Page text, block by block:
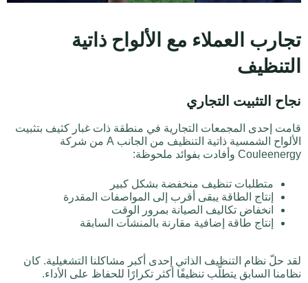
تجارب العملاء مع الألواح ذاتية
التنظيف
نجاح التثبيت التجاري
قامت إحدى المجمعات التجارية في منطقة ذات غبار كثيف بتثبيت
الألواح الشمسية ذاتية التنظيف من الجانب A من شركة
Couleenergy وأفادت بفوائد ملحوظة:
متطلبات تنظيف منخفضة بشكل كبير
إنتاج الطاقة يبقى أقرب إلى المواصفات المقدرة
انخفاض تكاليف الصيانة بمرور الوقت
إنتاج طاقة إضافية مقارنة بالمنشآت السابقة
لقد حلّ نظام التنظيف الذاتي إحدى أكبر مشاكلنا التشغيلية. كان
نظامنا السابق يتطلّب تنظيفًا أكثر تكرارًا للحفاظ على الأداء.